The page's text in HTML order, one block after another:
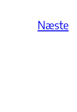
Næste